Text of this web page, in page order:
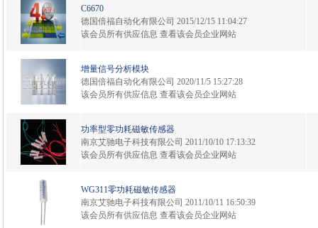
C6670
德国倍福自动化有限公司 2015/12/15 11:04:27
该会员所有供应信息 查看该会员企业网站
增量信号分析模块
德国倍福自动化有限公司 2020/11/5 15:27:28
该会员所有供应信息 查看该会员企业网站
功率型零功耗磁敏传感器
南京艾驰电子科技有限公司 2011/10/10 17:13:32
该会员所有供应信息 查看该会员企业网站
WG311零功耗磁敏传感器
南京艾驰电子科技有限公司 2011/10/11 16:50:39
该会员所有供应信息 查看该会员企业网站